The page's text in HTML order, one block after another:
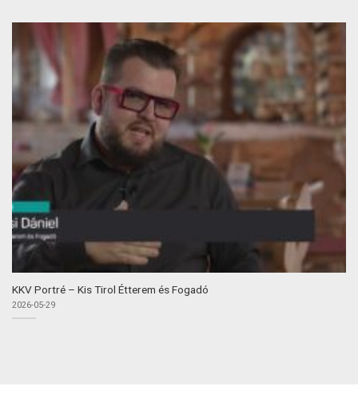
KKV Portré – Kis Tirol Étterem és Fogadó
2026-05-29